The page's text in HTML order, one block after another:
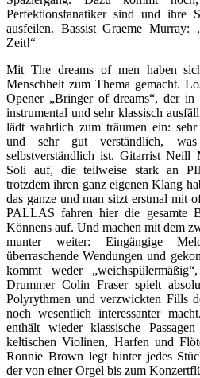
Perfektionsfanatiker sind und ihre
ausfeilen. Bassist Graeme Murray:
Zeit!“
Mit The dreams of men haben
Menschheit zum Thema gemacht.
Opener „Bringer of dreams“, der
instrumental und sehr klassisch
lädt wahrlich zum träumen ein:
und sehr gut verständlich,
selbstverständlich ist. Gitarrist Neill
Soli auf, die teilweise stark an
trotzdem ihren ganz eigenen Klang
das ganze und man sitzt erstmal mit
PALLAS fahren hier die gesamte
Könnens auf. Und machen mit dem
munter weiter: Eingängige
überraschende Wendungen und
kommt weder
Drummer Colin Fraser spielt
Polyrythmen und verzwickten Fills
noch wesentlich interessanter
enthält wieder klassische
keltischen Violinen, Harfen und
Ronnie Brown legt hinter jedes
der von einer Orgel bis zum